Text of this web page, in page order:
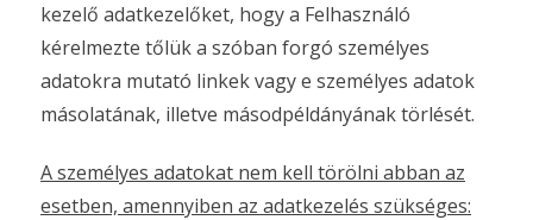
kezelő adatkezelőket, hogy a Felhasználó
kérelmezte tőlük a szóban forgó személyes
adatokra mutató linkek vagy e személyes adatok
másolatának, illetve másodpéldányának törlését.
A személyes adatokat nem kell törölni abban az
esetben, amennyiben az adatkezelés szükséges: